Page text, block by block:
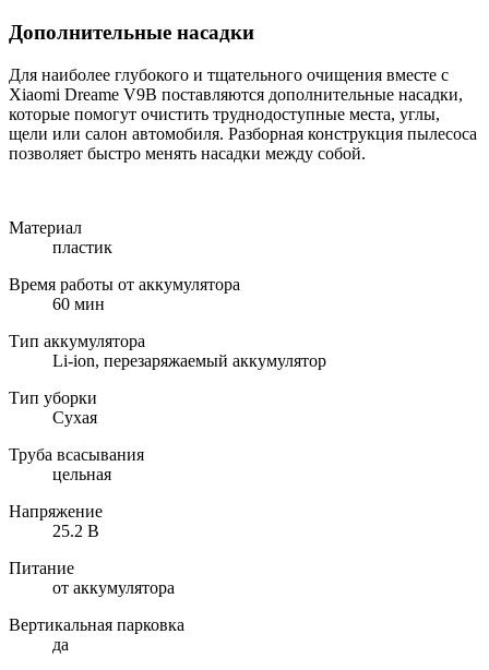
Дополнительные насадки
Для наиболее глубокого и тщательного очищения вместе с
Xiaomi Dreame V9B поставляются дополнительные насадки,
которые помогут очистить труднодоступные места, углы,
щели или салон автомобиля. Разборная конструкция пылесоса
позволяет быстро менять насадки между собой.
Материал
пластик
Время работы от аккумулятора
60 мин
Тип аккумулятора
Li-ion, перезаряжаемый аккумулятор
Тип уборки
Сухая
Труба всасывания
цельная
Напряжение
25.2 В
Питание
от аккумулятора
Вертикальная парковка
да